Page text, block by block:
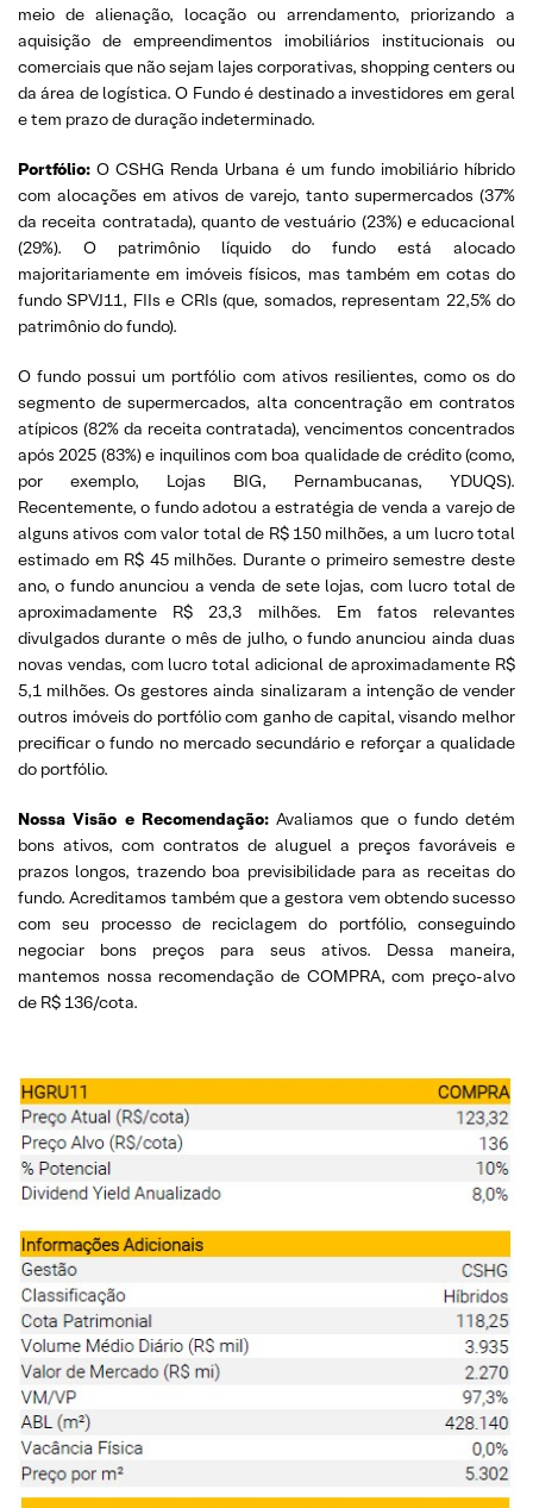
meio de alienação, locação ou arrendamento, priorizando a
aquisição de empreendimentos imobiliários institucionais ou
comerciais que não sejam lajes corporativas, shopping centers ou
da área de logística. O Fundo é destinado a investidores em geral
e tem prazo de duração indeterminado.
Portfólio: O CSHG Renda Urbana é um fundo imobiliário híbrido
com alocações em ativos de varejo, tanto supermercados (37%
da receita contratada), quanto de vestuário (23%) e educacional
(29%). O patrimônio líquido do fundo está alocado
majoritariamente em imóveis físicos, mas também em cotas do
fundo SPVJ11, FIIs e CRIs (que, somados, representam 22,5% do
patrimônio do fundo).
O fundo possui um portfólio com ativos resilientes, como os do
segmento de supermercados, alta concentração em contratos
atípicos (82% da receita contratada), vencimentos concentrados
após 2025 (83%) e inquilinos com boa qualidade de crédito (como,
por exemplo, Lojas BIG, Pernambucanas, YDUQS).
Recentemente, o fundo adotou a estratégia de venda a varejo de
alguns ativos com valor total de R$ 150 milhões, a um lucro total
estimado em R$ 45 milhões. Durante o primeiro semestre deste
ano, o fundo anunciou a venda de sete lojas, com lucro total de
aproximadamente R$ 23,3 milhões. Em fatos relevantes
divulgados durante o mês de julho, o fundo anunciou ainda duas
novas vendas, com lucro total adicional de aproximadamente R$
5,1 milhões. Os gestores ainda sinalizaram a intenção de vender
outros imóveis do portfólio com ganho de capital, visando melhor
precificar o fundo no mercado secundário e reforçar a qualidade
do portfólio.
Nossa Visão e Recomendação: Avaliamos que o fundo detém
bons ativos, com contratos de aluguel a preços favoráveis e
prazos longos, trazendo boa previsibilidade para as receitas do
fundo. Acreditamos também que a gestora vem obtendo sucesso
com seu processo de reciclagem do portfólio, conseguindo
negociar bons preços para seus ativos. Dessa maneira,
mantemos nossa recomendação de COMPRA, com preço-alvo
de R$ 136/cota.